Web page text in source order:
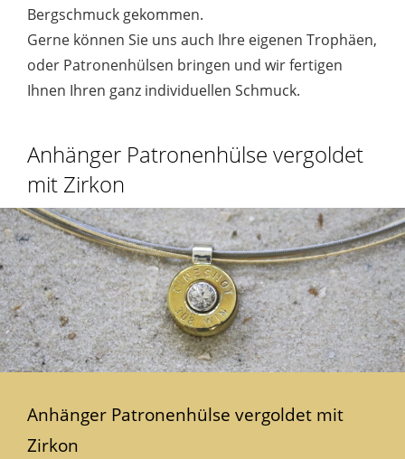
Bergschmuck gekommen.
Gerne können Sie uns auch Ihre eigenen Trophäen,
oder Patronenhülsen bringen und wir fertigen
Ihnen Ihren ganz individuellen Schmuck.
Anhänger Patronenhülse vergoldet
mit Zirkon
Anhänger Patronenhülse vergoldet mit
Zirkon